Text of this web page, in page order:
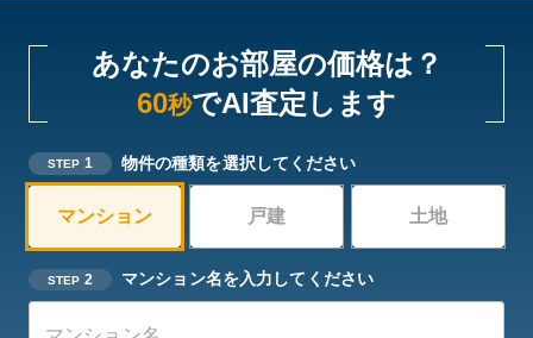
あなたのお部屋の価格は？
60秒でAI査定します
STEP 1 物件の種類を選択してください
マンション 戸建 土地
STEP 2 マンション名を入力してください